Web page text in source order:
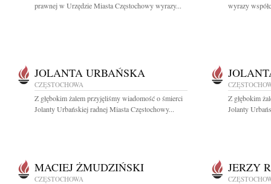
prawnej w Urzędzie Miasta Częstochowy wyrazy...
wyrazy
JOLANTA URBAŃSKA
CZĘSTOCHOWA
Z głębokim żalem przyjęliśmy wiadomość o śmierci
Jolanty Urbańskiej radnej Miasta Częstochowy...
Z głębokim
Jolanty
MACIEJ ŻMUDZIŃSKI
CZĘSTOCHOWA
JERZY